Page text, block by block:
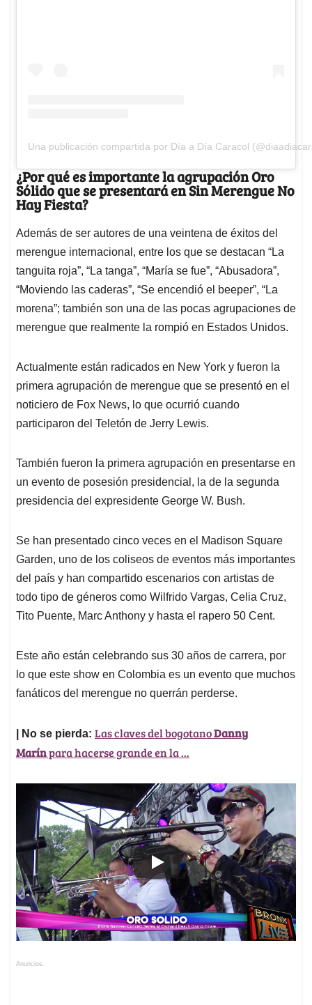
Una publicación compartida por Día a Día Caracol
¿Por qué es importante la agrupación Oro
Sólido que se presentará en Sin Merengue No
Hay Fiesta?
Además de ser autores de una veintena de éxitos del
merengue internacional, entre los que se destacan “La
tanguita roja”, “La tanga”, “María se fue”, “Abusadora”,
“Moviendo las caderas”, “Se encendió el beeper”, “La
morena”; también son una de las pocas agrupaciones de
merengue que realmente la rompió en Estados Unidos.
Actualmente están radicados en New York y fueron la
primera agrupación de merengue que se presentó en el
noticiero de Fox News, lo que ocurrió cuando
participaron del Teletón de Jerry Lewis.
También fueron la primera agrupación en presentarse en
un evento de posesión presidencial, la de la segunda
presidencia del expresidente George W. Bush.
Se han presentado cinco veces en el Madison Square
Garden, uno de los coliseos de eventos más importantes
del país y han compartido escenarios con artistas de
todo tipo de géneros como Wilfrido Vargas, Celia Cruz,
Tito Puente, Marc Anthony y hasta el rapero 50 Cent.
Este año están celebrando sus 30 años de carrera, por
lo que este show en Colombia es un evento que muchos
fanáticos del merengue no querrán perderse.
| No se pierda: Las claves del bogotanoDanny
Marínpara hacerse grande en la ...
Anuncios.